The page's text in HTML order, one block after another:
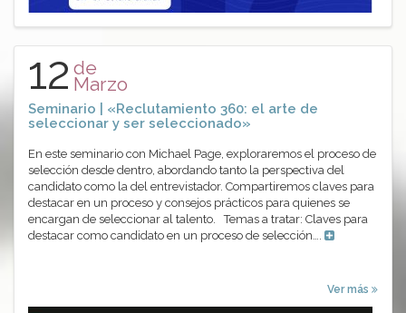
12 de
Marzo
Seminario | «Reclutamiento 360: el arte de
seleccionar y ser seleccionado»
En este seminario con Michael Page, exploraremos el proceso de
selección desde dentro, abordando tanto la perspectiva del
candidato como la del entrevistador. Compartiremos claves para
destacar en un proceso y consejos prácticos para quienes se
encargan de seleccionar al talento. Temas a tratar: Claves para
destacar como candidato en un proceso de selección….
Ver más